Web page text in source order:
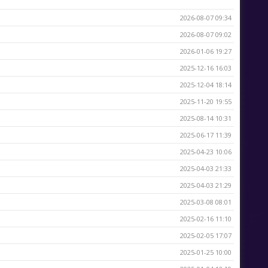
2026-08-07 09:34
2026-08-07 09:02
2026-01-06 19:27
2025-12-16 16:03
2025-12-04 18:14
2025-11-20 19:55
2025-08-14 10:31
2025-06-17 11:39
2025-04-23 10:06
2025-04-03 21:33
2025-04-03 21:29
2025-03-08 08:01
2025-02-16 11:10
2025-02-05 17:07
2025-01-25 10:00